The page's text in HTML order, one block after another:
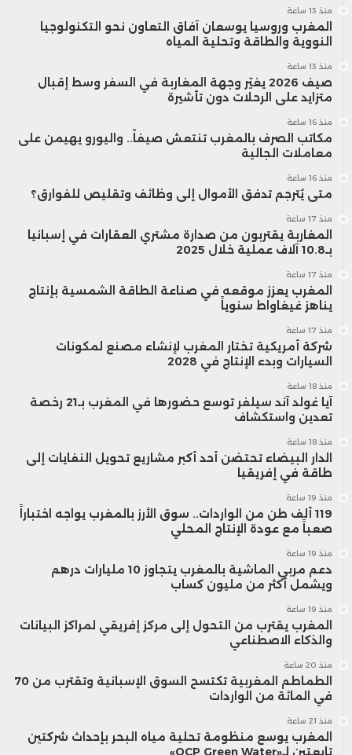
منذ 13 ساعة
المغرب وروسيا يوسعان آفاق التعاون نحو التكنولوجيا
النووية والطاقة وتحلية المياه
منذ 13 ساعة
صيف 2026 يغيّر وجهة المغاربة في السفر وسط إقبال
متزايد على الرحلات دون تأشيرة
منذ 16 ساعة
مكاتب الصرف بالمغرب تنتعش صيفاً.. واليورو يهيمن على
معاملات الجالية
منذ 16 ساعة
متى يُترجم تدفق الأموال إلى وظائف وتقليص للفوارق؟
منذ 17 ساعة
المغاربة يقتربون من صدارة مشتري العقارات في إسبانيا
بـ10.8 آلاف عملية خلال 2025
منذ 17 ساعة
المغرب يعزز موقعه في صناعة الطاقة الشمسية بإنتاج
يناهز غيغاواط سنوياً
منذ 17 ساعة
شركة أمريكية تختار المغرب لإنشاء مصنع لمكونات
السيارات وبدء الإنتاج في 2028
منذ 18 ساعة
آيا غولد آند سيلفر توسع حضورها في المغرب بـ21 رخصة
تعدين واستكشاف
منذ 18 ساعة
الدار البيضاء تحتضن أحد أكبر مشاريع تحويل النفايات إلى
طاقة في إفريقيا
منذ 19 ساعة
119 ألف طن من الواردات.. سوق الأرز بالمغرب يواجه اختباراً
صعباً مع عودة الإنتاج المحلي
منذ 19 ساعة
دعم مربي الماشية بالمغرب يتجاوز 10 مليارات درهم
ويشمل أكثر من مليون كساب
منذ 19 ساعة
المغرب يقترب من التحول إلى مركز إفريقي لمراكز البيانات
والذكاء الاصطناعي
منذ 20 ساعة
الطماطم المغربية تكتسح السوق الإسبانية وتقترب من 70
في المائة من الواردات
منذ 21 ساعة
المغرب يوسع منظومة تحلية مياه البحر بإحداث شركتين
تابعتين لـ«OCP Green Water»